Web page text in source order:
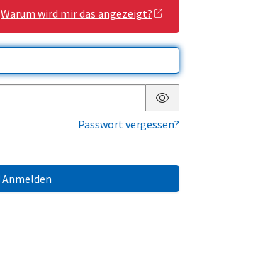
Warum wird mir das angezeigt?
Passwort anzeigen
Passwort vergessen?
Anmelden